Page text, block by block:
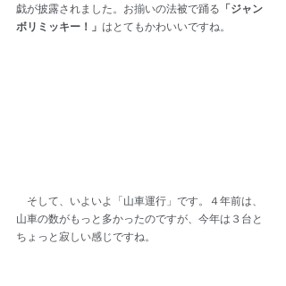
戯が披露されました。お揃いの法被で踊る 「ジャン
ボリミッキー！」 はとてもかわいいですね。
そして、いよいよ「山車運行」です。４年前は、
山車の数がもっと多かったのですが、今年は３台と
ちょっと寂しい感じですね。